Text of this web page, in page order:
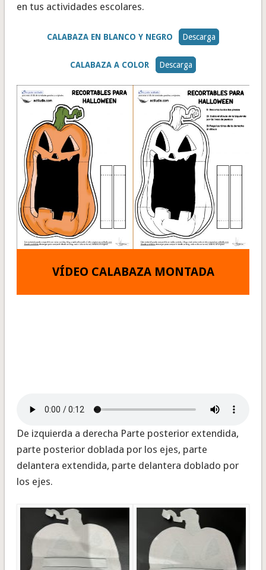
en tus actividades escolares.
CALABAZA EN BLANCO Y NEGRO Descarga
CALABAZA A COLOR Descarga
VÍDEO CALABAZA MONTADA
De izquierda a derecha Parte posterior extendida,
parte posterior doblada por los ejes, parte
delantera extendida, parte delantera doblado por
los ejes.